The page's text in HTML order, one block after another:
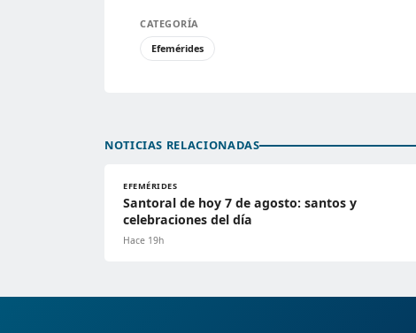
CATEGORÍA
Efemérides
NOTICIAS RELACIONADAS
EFEMÉRIDES
Santoral de hoy 7 de agosto: santos y
celebraciones del día
Hace 19h